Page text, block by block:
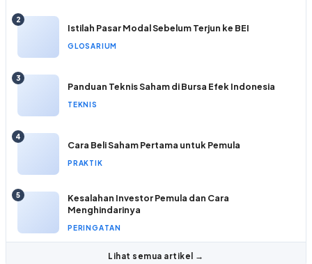
2
Istilah Pasar Modal Sebelum Terjun ke BEI
GLOSARIUM
3
Panduan Teknis Saham di Bursa Efek Indonesia
TEKNIS
4
Cara Beli Saham Pertama untuk Pemula
PRAKTIK
5
Kesalahan Investor Pemula dan Cara
Menghindarinya
PERINGATAN
Lihat semua artikel →